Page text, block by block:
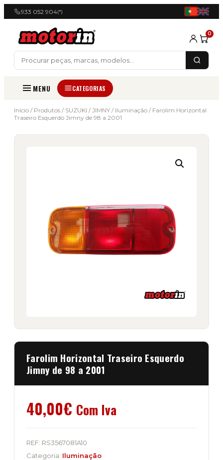
933 052 904(*)
0
MENU CATEGORIAS
Início / Produtos / SUZUKI / JIMNY / Iluminação / Farolim Horizontal
Traseiro Esquerdo Jimny de 98 a 2001
Farolim Horizontal Traseiro Esquerdo
Jimny de 98 a 2001
40,00€ Com Iva
REF: RS3567081A10
Categoria: Iluminação